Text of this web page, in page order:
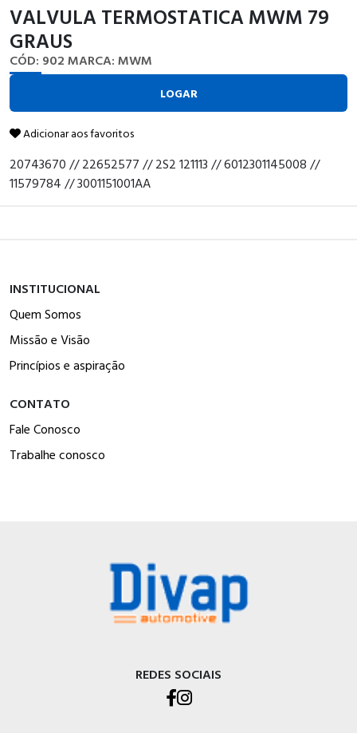
VALVULA TERMOSTATICA MWM 79
GRAUS
CÓD: 902 MARCA: MWM
LOGAR
Adicionar aos favoritos
20743670 // 22652577 // 2S2 121113 // 6012301145008 //
11579784 // 3001151001AA
INSTITUCIONAL
Quem Somos
Missão e Visão
Princípios e aspiração
CONTATO
Fale Conosco
Trabalhe conosco
REDES SOCIAIS